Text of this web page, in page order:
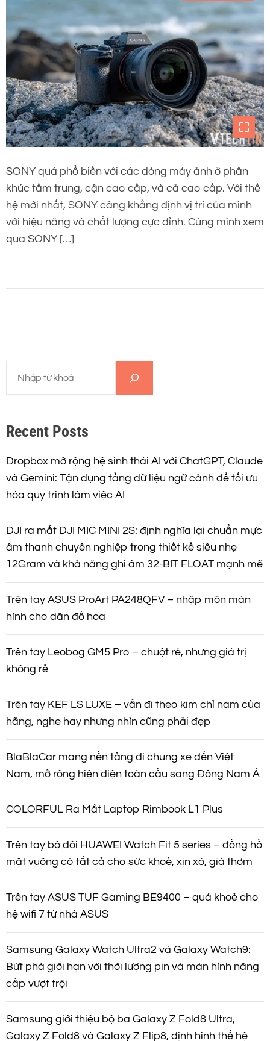
SONY quá phổ biến với các dòng máy ảnh ở phân
khúc tầm trung, cận cao cấp, và cả cao cấp. Với thế
hệ mới nhất, SONY càng khẳng định vị trí của mình
với hiệu năng và chất lượng cực đỉnh. Cùng mình xem
qua SONY […]
m
i
m
Recent Posts
Dropbox mở rộng hệ sinh thái AI với ChatGPT, Claude
và Gemini: Tận dụng tầng dữ liệu ngữ cảnh để tối ưu
hóa quy trình làm việc AI
DJI ra mắt DJI MIC MINI 2S: định nghĩa lại chuẩn mực
âm thanh chuyên nghiệp trong thiết kế siêu nhẹ
12Gram và khả năng ghi âm 32-BIT FLOAT mạnh mẽ
Trên tay ASUS ProArt PA248QFV – nhập môn màn
hình cho dân đồ hoạ
Trên tay Leobog GM5 Pro – chuột rẻ, nhưng giá trị
không rẻ
Trên tay KEF LS LUXE – vẫn đi theo kim chỉ nam của
hãng, nghe hay nhưng nhìn cũng phải đẹp
BlaBlaCar mang nền tảng đi chung xe đến Việt
Nam, mở rộng hiện diện toàn cầu sang Đông Nam Á
COLORFUL Ra Mắt Laptop Rimbook L1 Plus
Trên tay bộ đôi HUAWEI Watch Fit 5 series – đồng hồ
mặt vuông có tất cả cho sức khoẻ, xịn xò, giá thơm
Trên tay ASUS TUF Gaming BE9400 – quá khoẻ cho
hệ wifi 7 từ nhà ASUS
Samsung Galaxy Watch Ultra2 và Galaxy Watch9:
Bứt phá giới hạn với thời lượng pin và màn hình nâng
cấp vượt trội
Samsung giới thiệu bộ ba Galaxy Z Fold8 Ultra,
Galaxy Z Fold8 và Galaxy Z Flip8, định hình thế hệ